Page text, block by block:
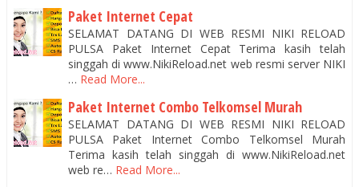
Paket Internet Cepat
SELAMAT DATANG DI WEB RESMI NIKI RELOAD
PULSA Paket Internet Cepat Terima kasih telah
singgah di www.NikiReload.net web resmi server NIKI
… Read More...
Paket Internet Combo Telkomsel Murah
SELAMAT DATANG DI WEB RESMI NIKI RELOAD
PULSA Paket Internet Combo Telkomsel Murah
Terima kasih telah singgah di www.NikiReload.net
web re… Read More...